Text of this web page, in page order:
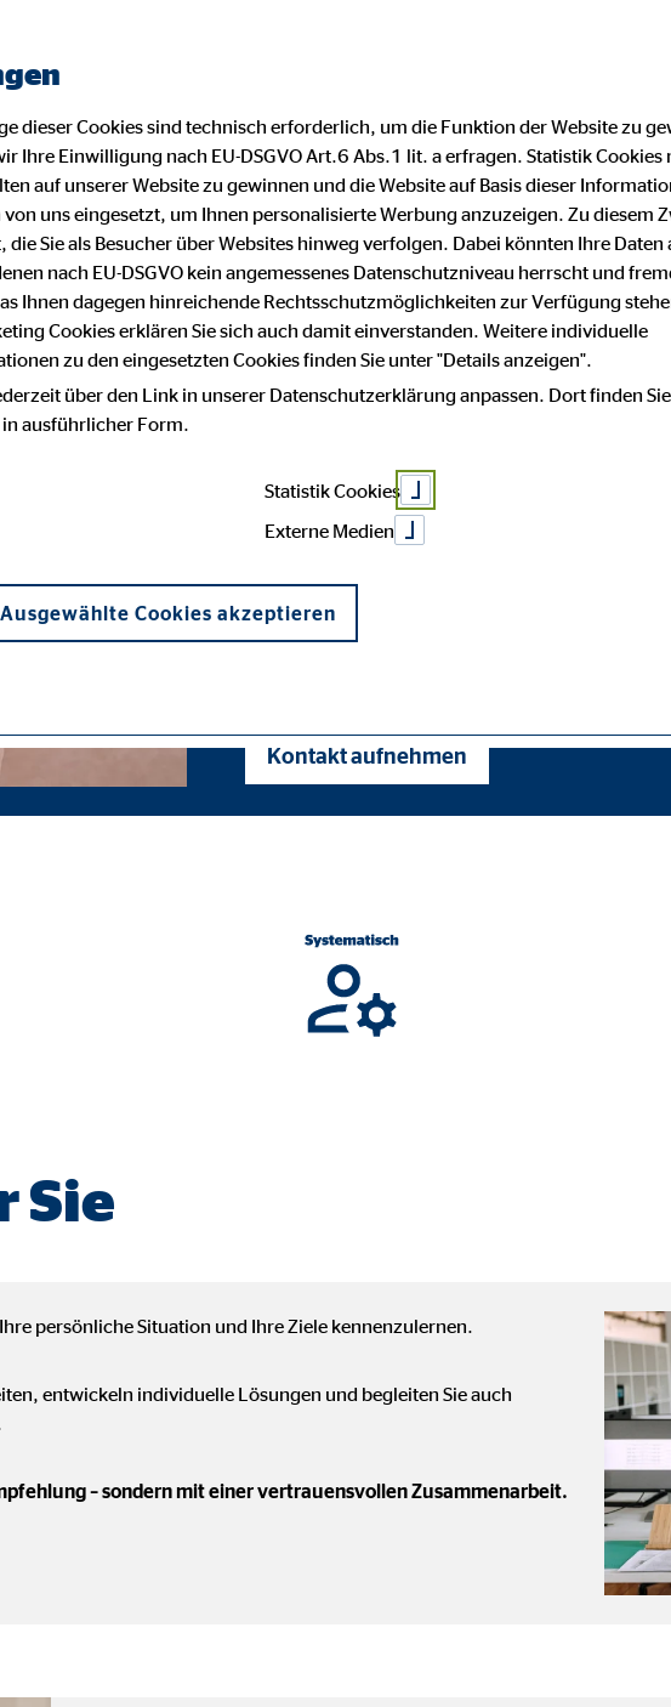
Serap
Geschäftsstellenleiterin für die OVB
Finanzielle
Klarheit und
Wir begleiten Privatpersonen, Familien und
transparent und langfristig zu gestalten. Dabei
Kontakt aufnehmen
Sie
persönliche Situation und Ihre Ziele kennenzulernen.
entwickeln individuelle Lösungen und begleiten Sie auch
– sondern mit einer vertrauensvollen Zusammenarbeit.
dieser Cookies sind technisch erforderlich, um die Funktion der Website zu
Ihre Einwilligung nach EU-DSGVO Art.6 Abs.1 lit. a erfragen. Statistik Cookies
auf unserer Website zu gewinnen und die Website auf Basis dieser
uns eingesetzt, um Ihnen personalisierte Werbung anzuzeigen. Zu diesem
Sie als Besucher über Websites hinweg verfolgen. Dabei könnten Ihre Daten
nach EU-DSGVO kein angemessenes Datenschutzniveau herrscht und
Ihnen dagegen hinreichende Rechtsschutzmöglichkeiten zur Verfügung
Cookies erklären Sie sich auch damit einverstanden. Weitere individuelle
zu den eingesetzten Cookies finden Sie unter "Details anzeigen".
über den Link in unserer Datenschutzerklärung anpassen. Dort finden
ausführlicher Form.
Statistik Cookies
Externe Medien
Ausgewählte Cookies akzeptieren
OVB
Speichern Ihrer Einwilligungen
Diese Informationen helfen uns zu verstehen, wie unsere Besucher unsere Website